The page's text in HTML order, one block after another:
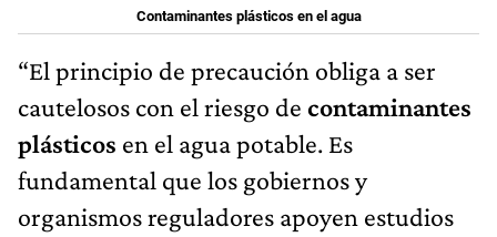
Contaminantes plásticos en el agua
“El principio de precaución obliga a ser
cautelosos con el riesgo de contaminantes
plásticos en el agua potable. Es
fundamental que los gobiernos y
organismos reguladores apoyen estudios